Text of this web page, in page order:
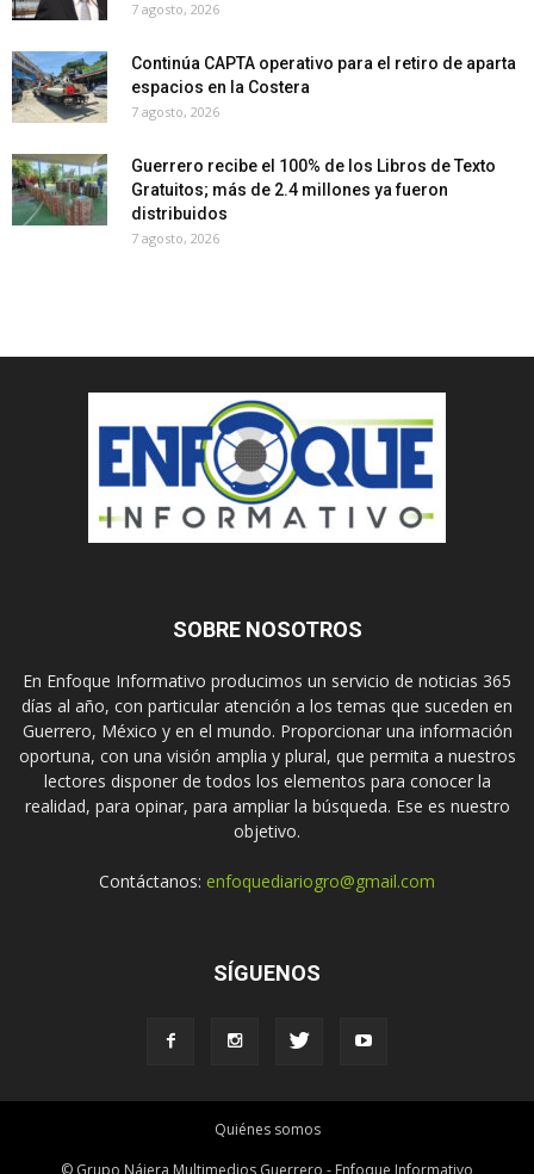
7 agosto, 2026
Continúa CAPTA operativo para el retiro de aparta
espacios en la Costera
7 agosto, 2026
Guerrero recibe el 100% de los Libros de Texto
Gratuitos; más de 2.4 millones ya fueron
distribuidos
7 agosto, 2026
SOBRE NOSOTROS
En Enfoque Informativo producimos un servicio de noticias 365
días al año, con particular atención a los temas que suceden en
Guerrero, México y en el mundo. Proporcionar una información
oportuna, con una visión amplia y plural, que permita a nuestros
lectores disponer de todos los elementos para conocer la
realidad, para opinar, para ampliar la búsqueda. Ese es nuestro
objetivo.
Contáctanos: enfoquediariogro@gmail.com
SÍGUENOS
Quiénes somos
© Grupo Nájera Multimedios Guerrero - Enfoque Informativo